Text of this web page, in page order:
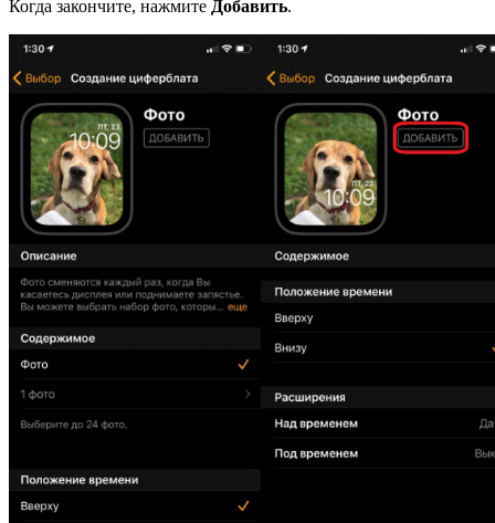
Когда закончите, нажмите Добавить.